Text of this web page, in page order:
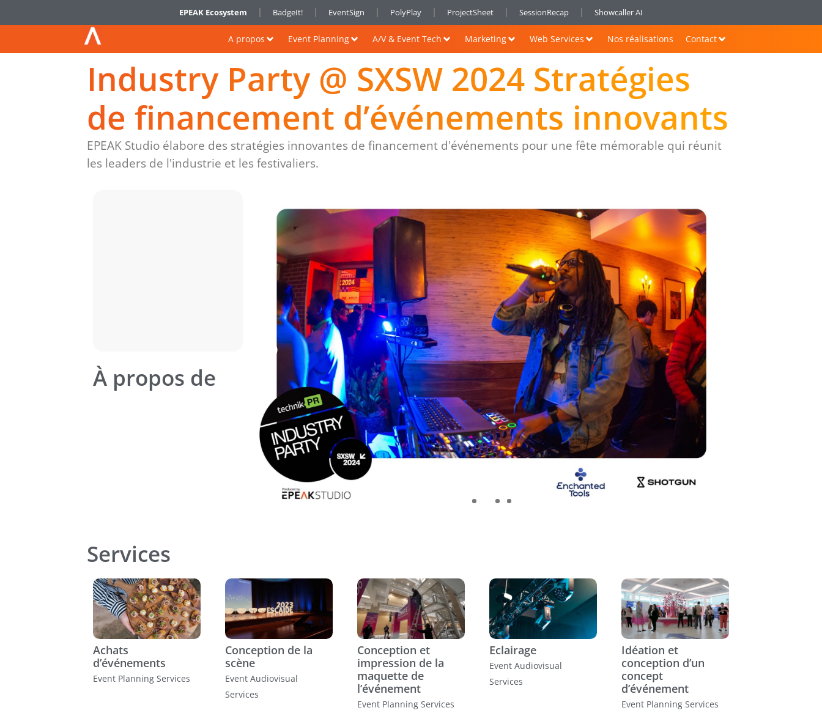
EPEAK Ecosystem BadgeIt! EventSign PolyPlay ProjectSheet SessionRecap Showcaller AI
A propos Event Planning A/V & Event Tech Marketing Web Services Nos réalisations Contact
Industry Party @ SXSW 2024 Stratégies
de financement d’événements innovants
EPEAK Studio élabore des stratégies innovantes de financement d'événements pour une fête mémorable qui réunit
les leaders de l'industrie et les festivaliers.
À propos de
Services
Achats
d’événements
Event Planning Services
Conception de la
scène
Event Audiovisual
Services
Conception et
impression de la
maquette de
l’événement
Event Planning Services
Eclairage
Event Audiovisual
Services
Idéation et
conception d’un
concept
d’événement
Event Planning Services